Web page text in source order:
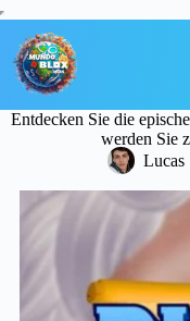
Entdecken Sie die
werden Sie
Lucas